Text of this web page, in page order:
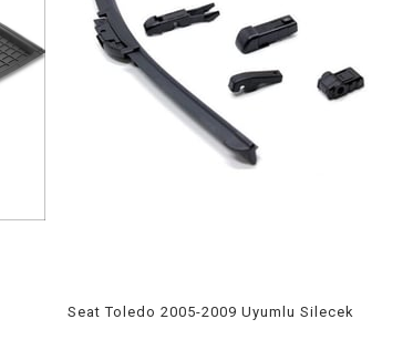
Seat Toledo 2005-2009 Uyumlu Silecek